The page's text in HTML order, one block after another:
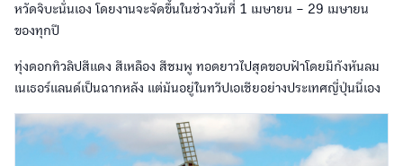
หวัดจิบะนั่นเอง โดยงานจะจัดขึ้นในช่วงวันที่ 1 เมษายน – 29 เมษายน
ของทุกปี
ทุ่งดอกทิวลิปสีแดง สีเหลือง สีชมพู ทอดยาวไปสุดขอบฟ้าโดยมีกังหันลม
เนเธอร์แลนด์เป็นฉากหลัง แต่มันอยู่ในทวีปเอเชียอย่างประเทศญี่ปุ่นนี่เอง